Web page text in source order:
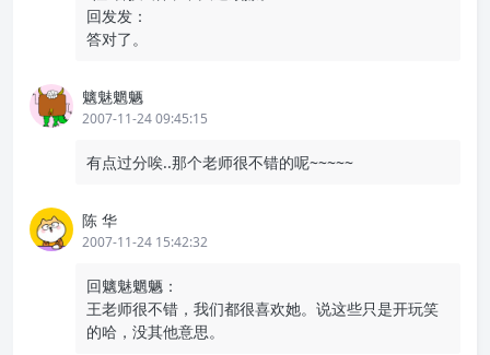
回发发：
答对了。
魑魅魍魉
2007-11-24 09:45:15
有点过分唉..那个老师很不错的呢~~~~~
陈 华
2007-11-24 15:42:32
回魑魅魍魉：
王老师很不错，我们都很喜欢她。说这些只是开玩笑
的哈，没其他意思。